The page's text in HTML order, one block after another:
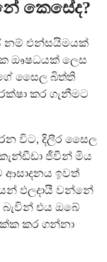
කෙසේද?
නම් එන්සයිමයක්
ඖෂධයක් ලෙස
සෛල බිත්ති
කර ගැනීමට
විට, දිලීර සෛල
ජීවීන් මිය
ආසාදනය ඉවත්
ඵලදායී වන්නේ
එය ඔබේ
කර ගන්නා